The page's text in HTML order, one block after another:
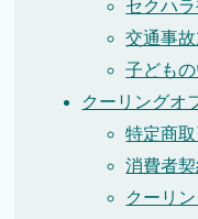
セクハ
交通事
子ども
クーリングオ
特定商
消費者
クーリ